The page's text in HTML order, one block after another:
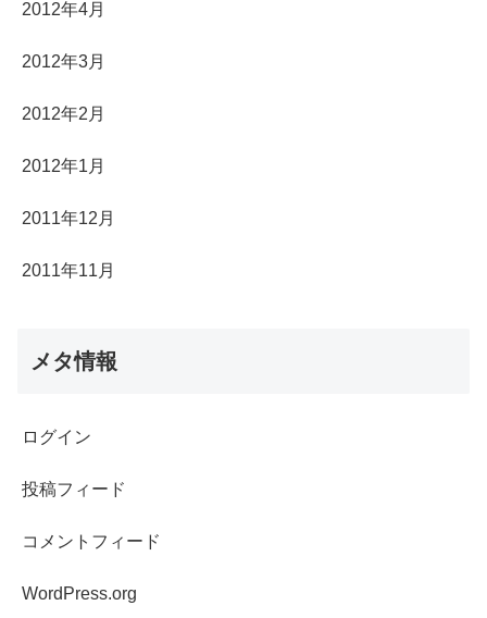
2012年4月
2012年3月
2012年2月
2012年1月
2011年12月
2011年11月
メタ情報
ログイン
投稿フィード
コメントフィード
WordPress.org